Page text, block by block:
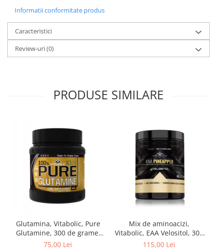
Informatii conformitate produs
Caracteristici
Review-uri(0)
PRODUSE SIMILARE
Glutamina, Vitabolic, Pure
Glutamine, 300 de grame,
pudra
75,00 Lei
Mix de aminoacizi,
Vitabolic, EAA Velositol, 300
de grame, pudra
115,00 Lei